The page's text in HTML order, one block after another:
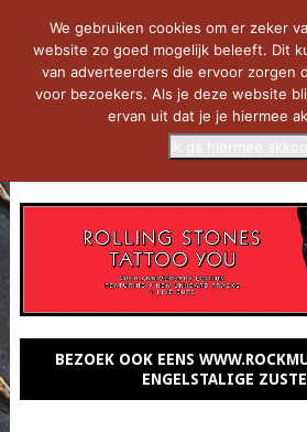
BEZOEK OOK EENS
ENGELSTALIGE
We gebruiken cookies om er zeker
website zo goed mogelijk beleeft. Dit
van adverteerders die ervoor zorgen
voor bezoekers. Als je deze website
ervan uit dat je je hiermee
Ik ga hiermee